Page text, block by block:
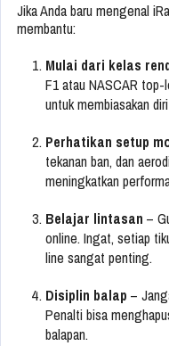
Jika Anda baru mengenal
membantu:
Mulai dari kelas
F1 atau NASCAR
untuk membiasakan
Perhatikan setup
tekanan ban, dan
meningkatkan
Belajar lintasan –
online. Ingat, setiap
line sangat penting.
Disiplin balap –
Penalti bisa
balapan.